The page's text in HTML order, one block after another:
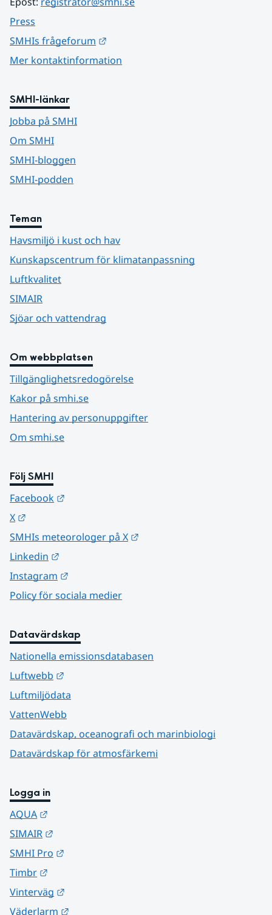
Press
SMHIs frågeforum
Mer kontaktinformation
SMHI-länkar
Jobba på SMHI
Om SMHI
SMHI-bloggen
SMHI-podden
Teman
Havsmiljö i kust och hav
Kunskapscentrum för klimatanpassning
Luftkvalitet
SIMAIR
Sjöar och vattendrag
Om webbplatsen
Tillgänglighetsredogörelse
Kakor på smhi.se
Hantering av personuppgifter
Om smhi.se
Följ SMHI
Facebook
X
SMHIs meteorologer på X
Linkedin
Instagram
Policy för sociala medier
Datavärdskap
Nationella emissionsdatabasen
Luftwebb
Luftmiljödata
VattenWebb
Datavärdskap, oceanografi och marinbiologi
Datavärdskap för atmosfärkemi
Logga in
AQUA
SIMAIR
SMHI Pro
Timbr
Vinterväg
Väderlarm